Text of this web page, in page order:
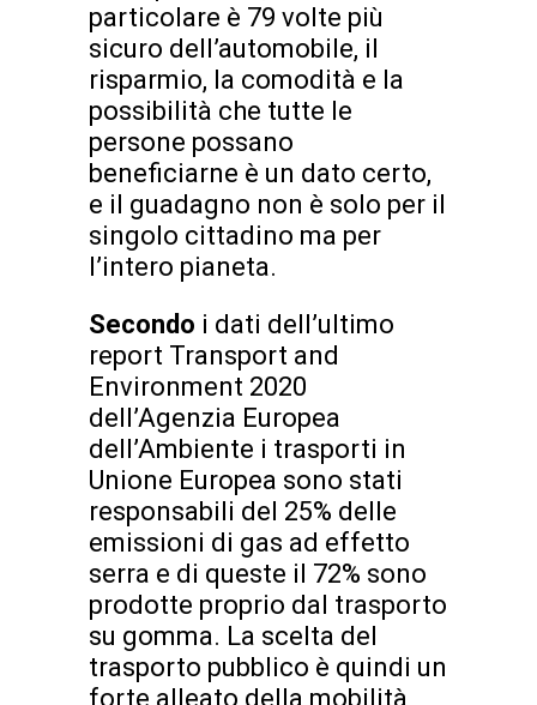
particolare è 79 volte più
sicuro dell’automobile, il
risparmio, la comodità e la
possibilità che tutte le
persone possano
beneficiarne è un dato certo,
e il guadagno non è solo per il
singolo cittadino ma per
l’intero pianeta.
Secondo i dati dell’ultimo
report Transport and
Environment 2020
dell’Agenzia Europea
dell’Ambiente i trasporti in
Unione Europea sono stati
responsabili del 25% delle
emissioni di gas ad effetto
serra e di queste il 72% sono
prodotte proprio dal trasporto
su gomma. La scelta del
trasporto pubblico è quindi un
forte alleato della mobilità